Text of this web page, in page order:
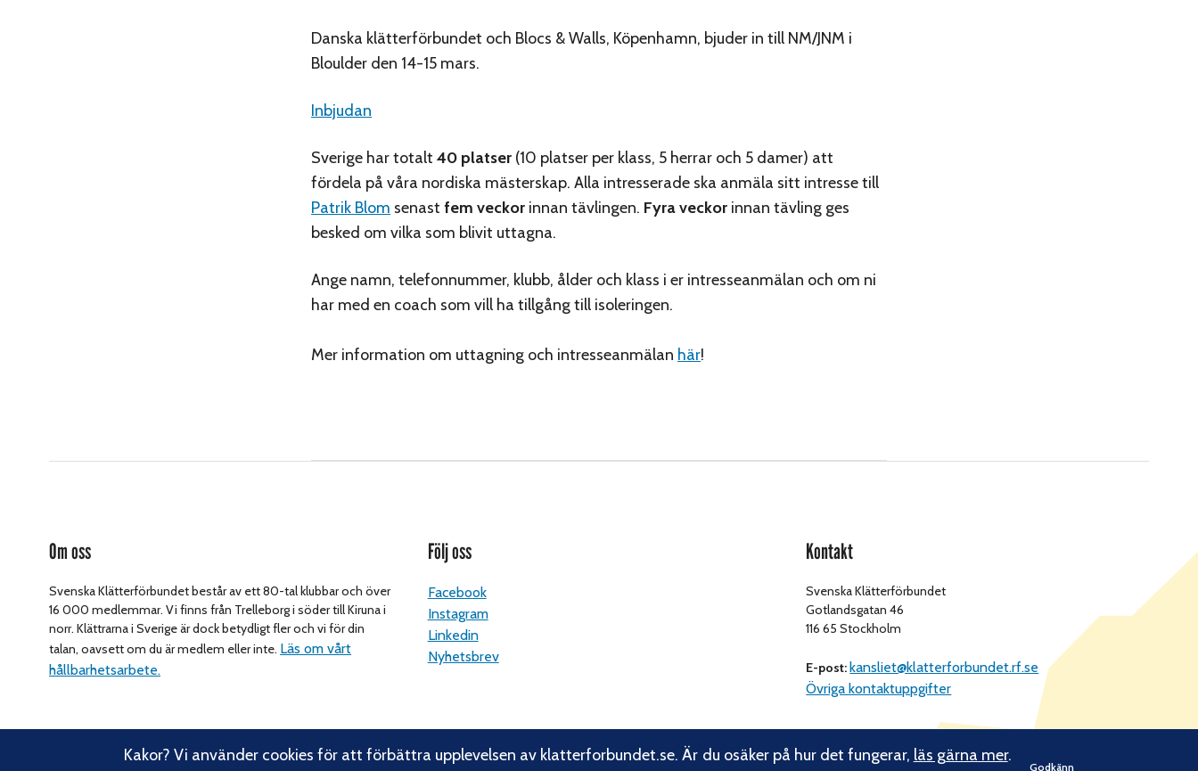
Danska klätterförbundet och Blocs & Walls, Köpenhamn, bjuder in till NM/JNM i
Bloulder den 14-15 mars.
Inbjudan
Sverige har totalt40 platser (10 platser per klass, 5 herrar och 5 damer) att
fördela på våra nordiska mästerskap. Alla intresserade ska anmäla sitt intresse till
Patrik Blom senastfem veckor innan tävlingen. Fyra veckor innan tävling ges
besked om vilka som blivit uttagna.
Ange namn, telefonnummer, klubb, ålder och klass i er intresseanmälan och om ni
har med en coach som vill ha tillgång till isoleringen.
Mer information om uttagning och intresseanmälan här!
Om oss
Svenska Klätterförbundet består av ett 80-tal klubbar och över
16 000 medlemmar. Vi finns från Trelleborg i söder till Kiruna i
norr. Klättrarna i Sverige är dock betydligt fler och vi för din
talan, oavsett om du är medlem eller inte. Läs om vårt
hållbarhetsarbete.
Följ oss
Facebook
Instagram
Linkedin
Nyhetsbrev
Kontakt
Svenska Klätterförbundet
Gotlandsgatan 46
116 65 Stockholm
E-post: kansliet@klatterforbundet.rf.se
Övriga kontaktuppgifter
Kakor? Vi använder cookies för att förbättra upplevelsen av klatterforbundet.se. Är du osäker på hur det fungerar, läs gärna mer.
Godkänn